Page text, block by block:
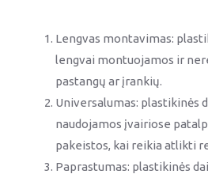
Lengvas montavimas:
lengvai montuojamos ir
pastangų ar įrankių.
Universalumas: plastikinės
naudojamos įvairiose
pakeistos, kai reikia atlikti
Paprastumas: plastikinės